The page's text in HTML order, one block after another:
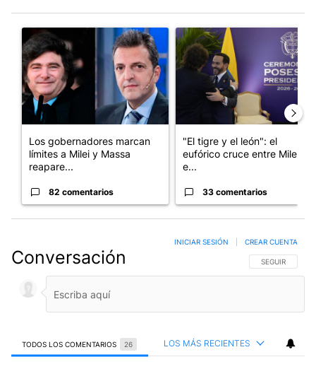
Un artículo de tendencia con el título "Los gobernadores
Los gobernadores marcan
límites a Milei y Massa
reapare...
82 comentarios
Un artículo de tendencia con
"El tigre y el león": el
eufórico cruce entre Milei y
e...
33 comentarios
Conversación SIGA ESTA
SEGUIR
INICIAR SESIÓN CREAR CUENTA
TODOS LOS COMENTARIOS 26 LOS MÁS RECIENTES